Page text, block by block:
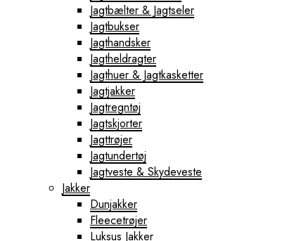
Jagtbælter & Jagtseler
Jagtbukser
Jagthandsker
Jagtheldragter
Jagthuer & Jagtkasketter
Jagtjakker
Jagtregntøj
Jagtskjorter
Jagttrøjer
Jagtundertøj
Jagtveste & Skydeveste
Jakker
Dunjakker
Fleecetrøjer
Luksus Jakker